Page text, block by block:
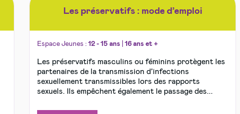
Les préservatifs : mode d’emploi
Espace Jeunes : 12 - 15 ans 16 ans et +
Les préservatifs masculins ou féminins protègent les
partenaires de la transmission d’infections
sexuellement transmissibles lors des rapports
sexuels. Ils empêchent également le passage des...